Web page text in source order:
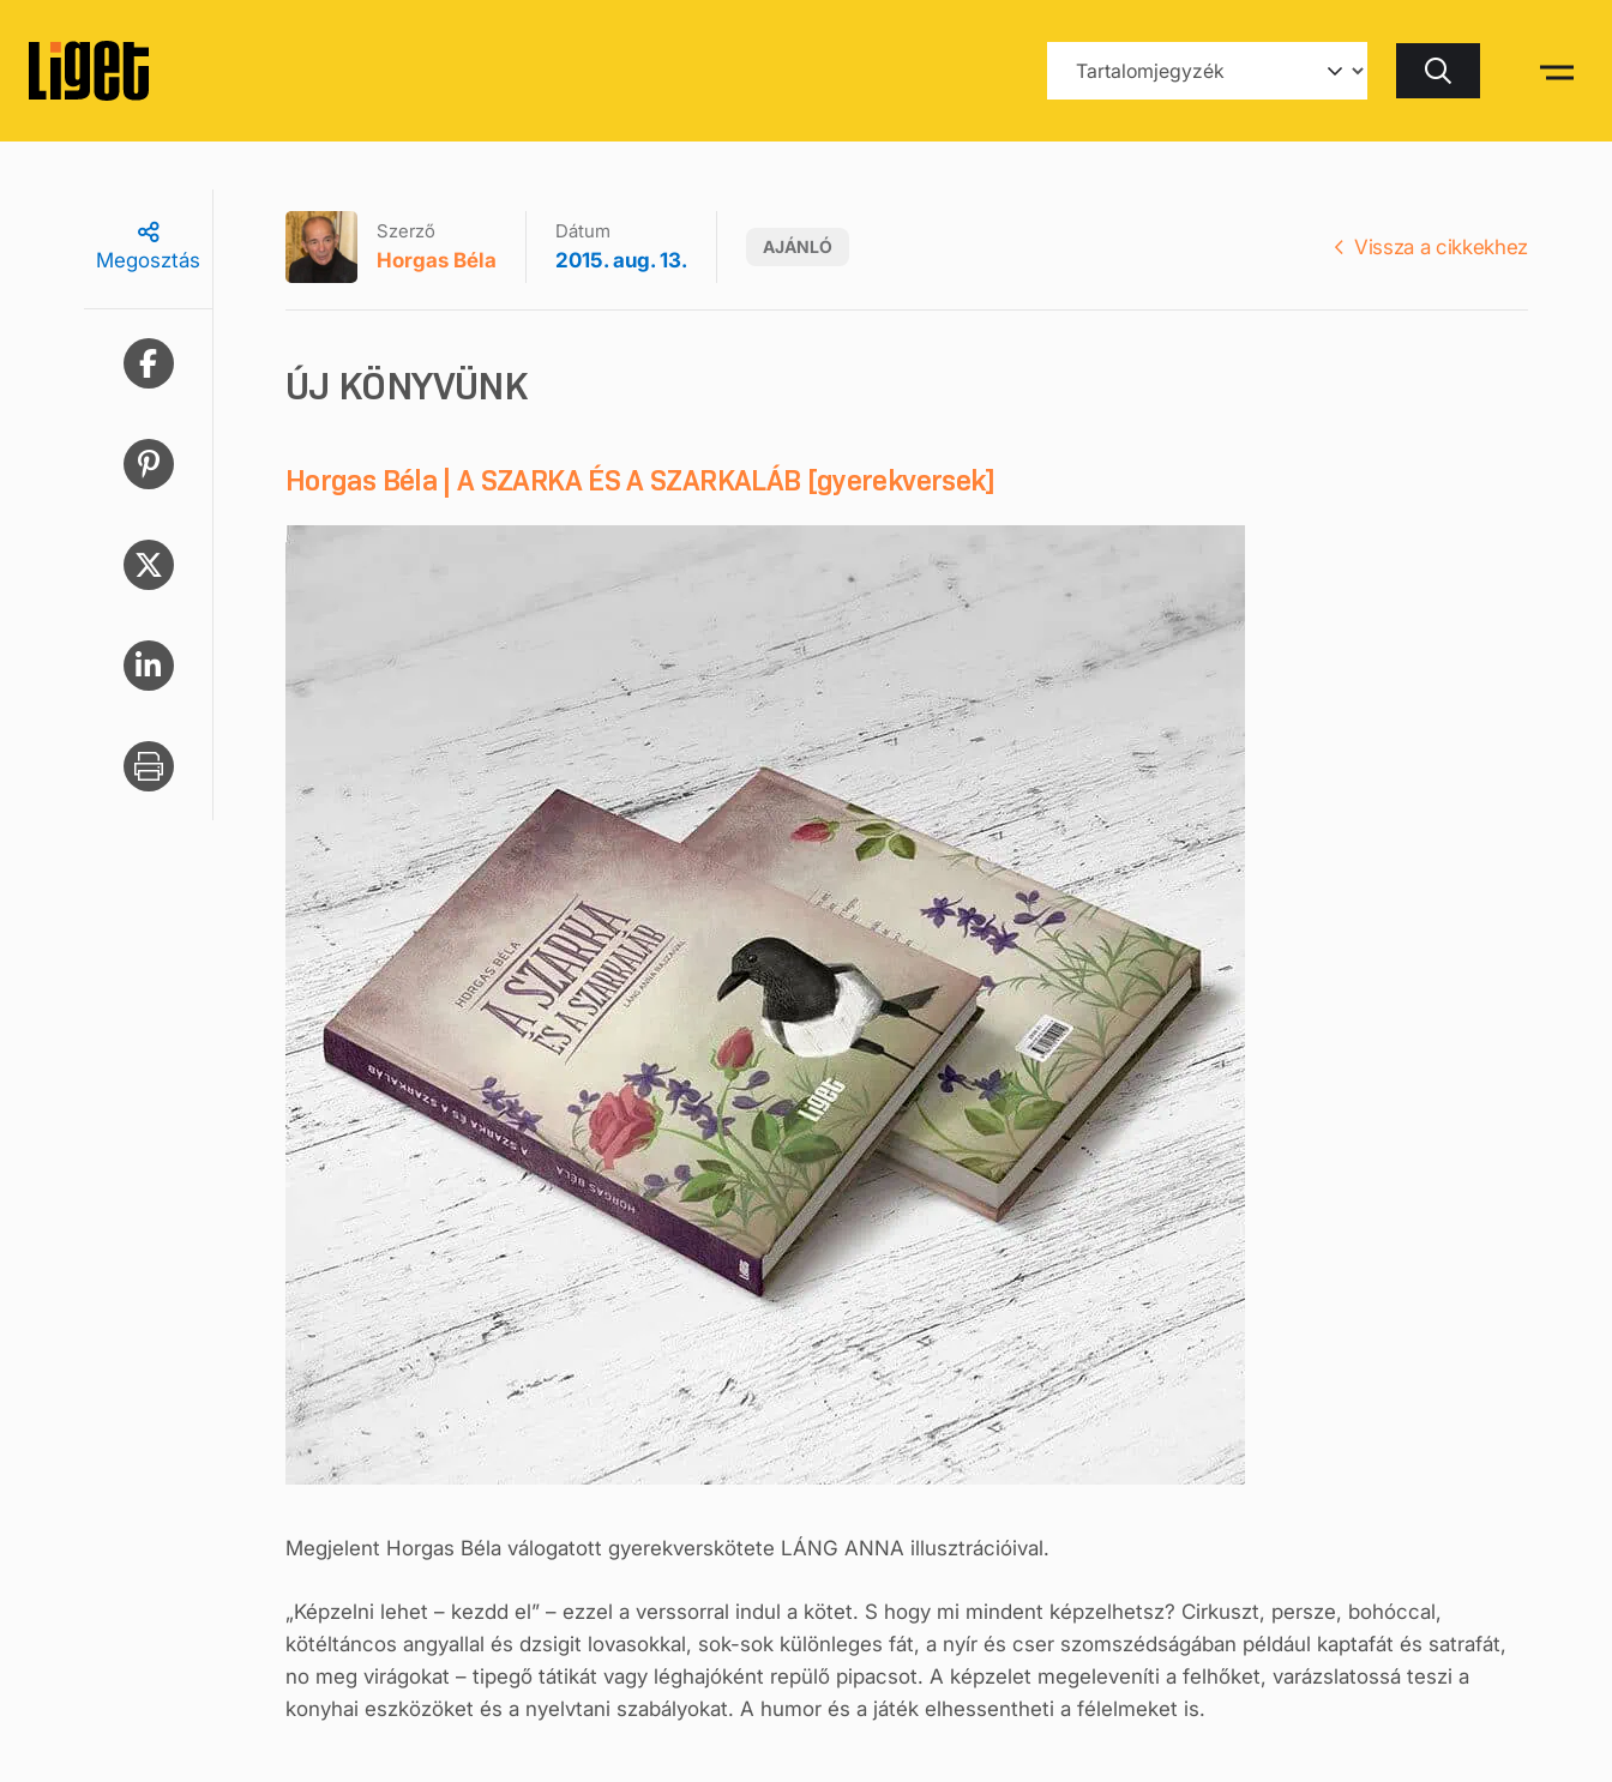
Keresés
Megosztás
Szerző
Horgas Béla
Dátum
2015. aug. 13.
AJÁNLÓ Vissza a cikkekhez
ÚJ KÖNYVÜNK
Horgas Béla | A SZARKA ÉS A SZARKALÁB [gyerekversek]
Megjelent Horgas Béla válogatott gyerekverskötete LÁNG ANNA illusztrációival.
„Képzelni lehet – kezdd el” – ezzel a verssorral indul a kötet. S hogy mi mindent képzelhetsz? Cirkuszt, persze, bohóccal,
kötéltáncos angyallal és dzsigit lovasokkal, sok-sok különleges fát, a nyír és cser szomszédságában például kaptafát és satrafát,
no meg virágokat – tipegő tátikát vagy léghajóként repülő pipacsot. A képzelet megeleveníti a felhőket, varázslatossá teszi a
konyhai eszközöket és a nyelvtani szabályokat. A humor és a játék elhessentheti a félelmeket is.